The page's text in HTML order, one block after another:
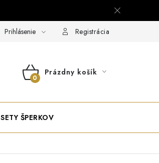
Prihlásenie Registrácia
NÁKUPNÝ
Prázdny košík
SETY ŠPERKOV